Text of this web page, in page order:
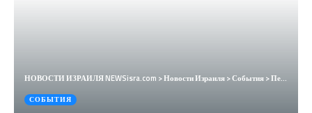
НОВОСТИ ИЗРАИЛЯ NEWSisra.com >Новости Израиля>События>Пентагон: Мы обязаны защитить Израиль, если на него нападут. — Мы развернули дополнительные военные
СОБЫТИЯ